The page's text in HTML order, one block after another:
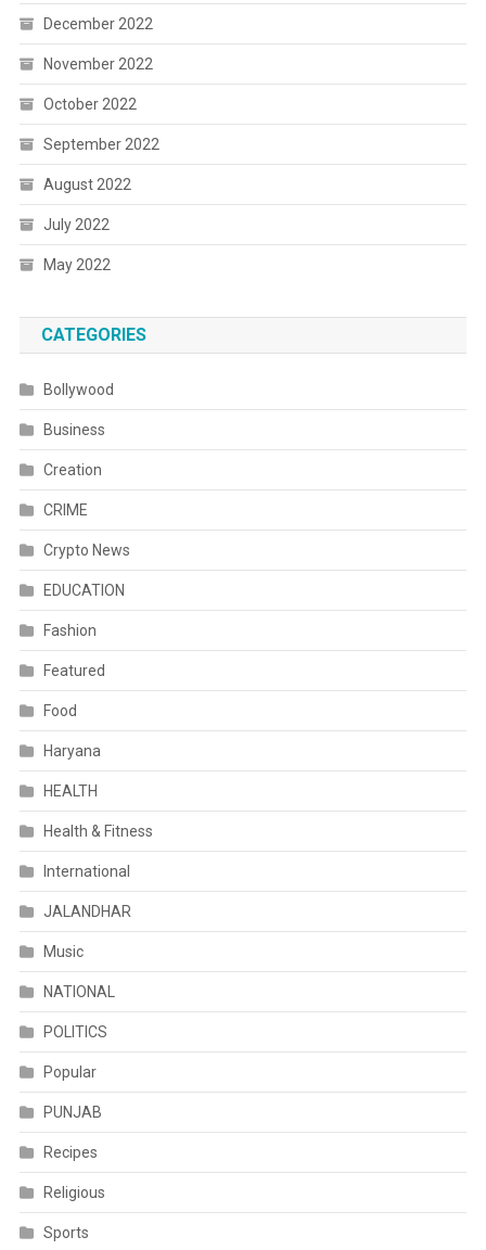
December 2022
November 2022
October 2022
September 2022
August 2022
July 2022
May 2022
CATEGORIES
Bollywood
Business
Creation
CRIME
Crypto News
EDUCATION
Fashion
Featured
Food
Haryana
HEALTH
Health & Fitness
International
JALANDHAR
Music
NATIONAL
POLITICS
Popular
PUNJAB
Recipes
Religious
Sports